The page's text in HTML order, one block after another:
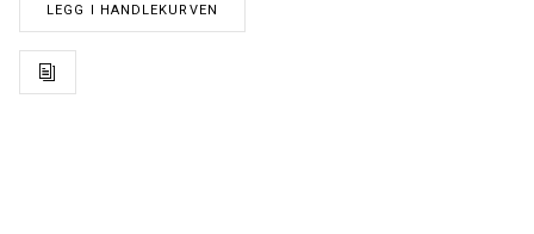
LEGG I HANDLEKURVEN